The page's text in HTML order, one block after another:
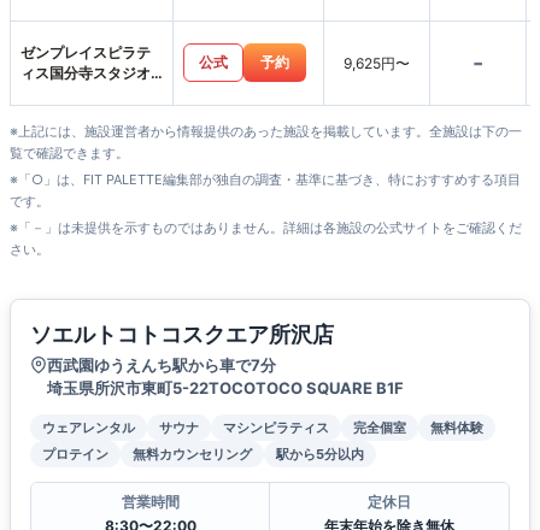
ゼンプレイスピラテ
ィス国分寺スタジオ
公式 予約 9,625円〜 -
※上記には、施設運営者から情報提供のあった施設を掲載しています。全施設は下の一
覧で確認できます。
※「○」は、FIT PALETTE編集部が独自の調査・基準に基づき、特におすすめする項目
です。
※「－」は未提供を示すものではありません。詳細は各施設の公式サイトをご確認くだ
さい。
ソエルトコトコスクエア所沢店
西武園ゆうえんち駅から車で7分
埼玉県所沢市東町5-22TOCOTOCO SQUARE B1F
ウェアレンタル サウナ マシンピラティス 完全個室
無料体験
プロテイン
無料カウンセリング 駅から5分以内
営業時間
8:30〜22:00
定休日
年末年始を除き無休